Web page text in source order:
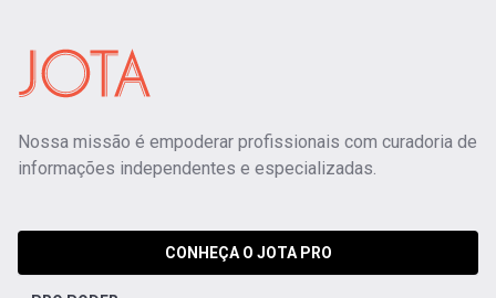
Nossa missão é empoderar profissionais com curadoria de
informações independentes e especializadas.
CONHEÇA O JOTA PRO